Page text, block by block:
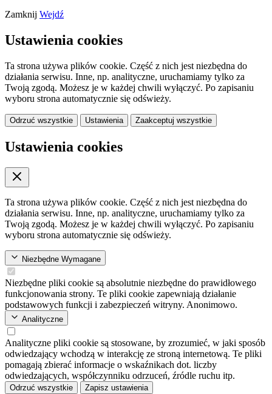
Zamknij Wejdź
Ustawienia cookies
Ta strona używa plików cookie. Część z nich jest niezbędna do
działania serwisu. Inne, np. analityczne, uruchamiamy tylko za
Twoją zgodą. Możesz je w każdej chwili wyłączyć. Po zapisaniu
wyboru strona automatycznie się odświeży.
Odrzuć wszystkie Ustawienia Zaakceptuj wszystkie
Ustawienia cookies
Ta strona używa plików cookie. Część z nich jest niezbędna do
działania serwisu. Inne, np. analityczne, uruchamiamy tylko za
Twoją zgodą. Możesz je w każdej chwili wyłączyć. Po zapisaniu
wyboru strona automatycznie się odświeży.
Niezbędne Wymagane
Niezbędne pliki cookie są absolutnie niezbędne do prawidłowego
funkcjonowania strony. Te pliki cookie zapewniają działanie
podstawowych funkcji i zabezpieczeń witryny. Anonimowo.
Analityczne
Analityczne pliki cookie są stosowane, by zrozumieć, w jaki sposób
odwiedzający wchodzą w interakcję ze stroną internetową. Te pliki
pomagają zbierać informacje o wskaźnikach dot. liczby
odwiedzających, współczynniku odrzuceń, źródle ruchu itp.
Odrzuć wszystkie Zapisz ustawienia